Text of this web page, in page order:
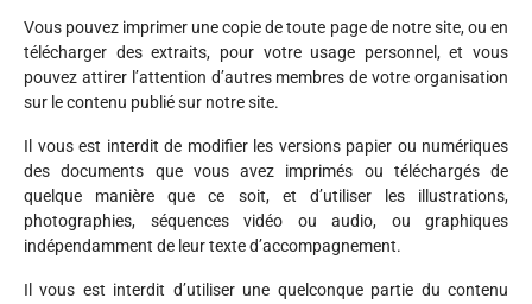
Vous pouvez imprimer une copie de toute page de notre site, ou en
télécharger des extraits, pour votre usage personnel, et vous
pouvez attirer l’attention d’autres membres de votre organisation
sur le contenu publié sur notre site.
Il vous est interdit de modifier les versions papier ou numériques
des documents que vous avez imprimés ou téléchargés de
quelque manière que ce soit, et d’utiliser les illustrations,
photographies, séquences vidéo ou audio, ou graphiques
indépendamment de leur texte d’accompagnement.
Il vous est interdit d’utiliser une quelconque partie du contenu